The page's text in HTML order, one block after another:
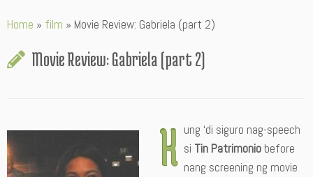
toHome » film » Movie Review: Gabriela (part 2)
Movie Review: Gabriela (part 2)
K ung ‘di siguro nag-speech
si Tin Patrimonio before
nang screening ng movie